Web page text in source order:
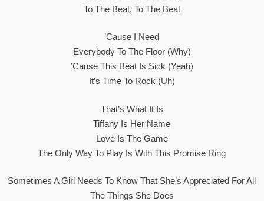
To The Beat, To The Beat
’cause I Need
Everybody To The Floor (why)
’cause This Beat Is Sick (yeah)
It’s Time To Rock (uh)
That’s What It Is
Tiffany Is Her Name
Love Is The Game
The Only Way To Play Is With This Promise Ring
Sometimes A Girl Needs To Know That She’s Appreciated For All
The Things She Does